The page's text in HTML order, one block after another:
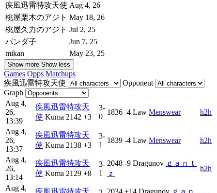
疾風迅雷特攻天使 Aug 4, 26
桃屋栗木のアジト May 18, 26
桃屋久力のアジト Jul 2, 25
パンダ子
Jun 7, 25
mikan
May 23, 25
Show more Show less
Games Opps Matchups
疾風迅雷特攻天使
Opponent
Graph
Aug 4,
26,
13:39
疾風迅雷特攻天
使 Kuma 2142 +3
3-
0
1836 -4 Law Menswear h2h
Aug 4,
26,
13:37
疾風迅雷特攻天
使 Kuma 2138 +3
3-
1
1839 -4 Law Menswear h2h
Aug 4,
26,
13:14
疾風迅雷特攻天
使 Kuma 2129 +8
3-
1
2048 -9 Dragunov ｇａｎｔ
ｚ
h2h
Aug 4,
疾風迅雷特攻天
2034 +14 Dragunov ｇａｎ